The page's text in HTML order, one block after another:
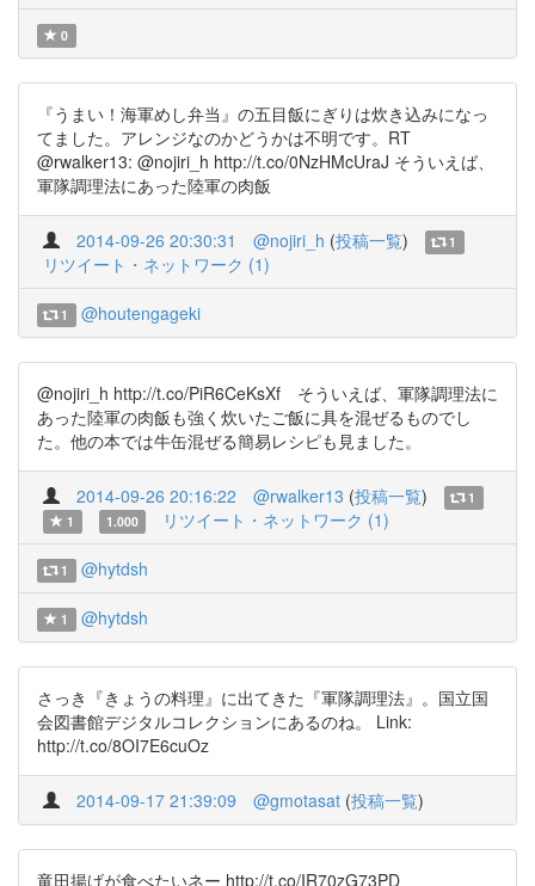
0
『うまい！海軍めし弁当』の五目飯にぎりは炊き込みになっ
てました。アレンジなのかどうかは不明です。RT
@rwalker13: @nojiri_h http://t.co/0NzHMcUraJ そういえば、
軍隊調理法にあった陸軍の肉飯
2014-09-26 20:30:31 @nojiri_h (投稿一覧) 1
リツイート・ネットワーク (1)
1 @houtengageki
@nojiri_h http://t.co/PiR6CeKsXf そういえば、軍隊調理法に
あった陸軍の肉飯も強く炊いたご飯に具を混ぜるものでし
た。他の本では牛缶混ぜる簡易レシピも見ました。
2014-09-26 20:16:22 @rwalker13 (投稿一覧)
1
1
1.000 リツイート・ネットワーク (1)
1 @hytdsh
1 @hytdsh
さっき『きょうの料理』に出てきた『軍隊調理法』。国立国
会図書館デジタルコレクションにあるのね。 Link:
http://t.co/8OI7E6cuOz
2014-09-17 21:39:09 @gmotasat (投稿一覧)
竜田揚げが食べたいネー http://t.co/IR70zG73PD